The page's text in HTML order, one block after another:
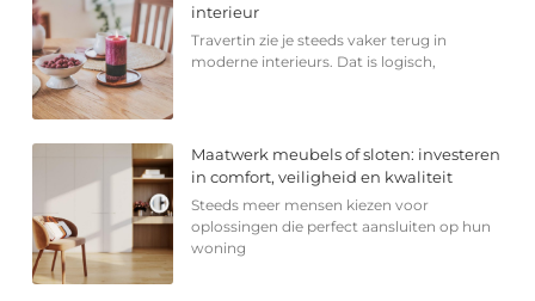
interieur
Travertin zie je steeds vaker terug in
moderne interieurs. Dat is logisch,
Maatwerk meubels of sloten: investeren
in comfort, veiligheid en kwaliteit
Steeds meer mensen kiezen voor
oplossingen die perfect aansluiten op hun
woning